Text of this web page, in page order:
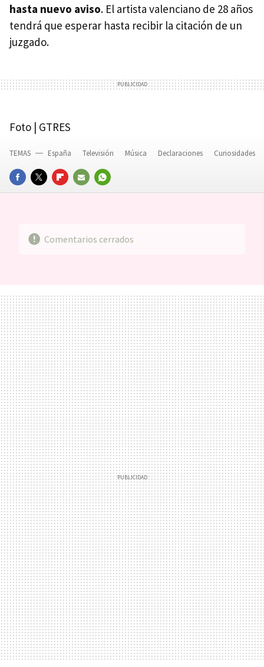
hasta nuevo aviso. El artista valenciano de 28 años
tendrá que esperar hasta recibir la citación de un
juzgado.
Foto | GTRES
FACEBOOKTWITTERFLIPBOARD
E-
WHATSAPP
TEMAS España Televisión Música Declaraciones Curiosidades
Comentarios cerrados